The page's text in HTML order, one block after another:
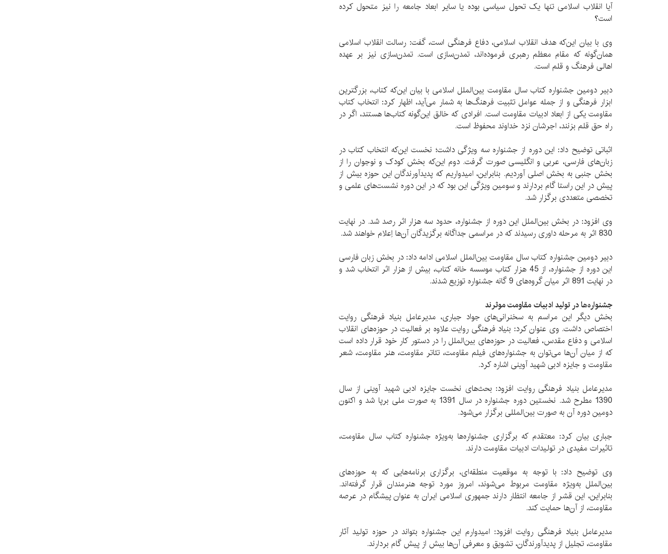
آیا انقلاب اسلامی تنها یک تحول سیاسی بوده یا سایر ابعاد جامعه را نیز متحول کرده
است؟
وی با بیان این‌که هدف انقلاب اسلامی، دفاع فرهنگی است، گفت: رسالت انقلاب اسلامی
همان‌گونه که مقام معظم رهبری فرموده‌اند، تمدن‌سازی است. تمدن‌سازی نیز بر عهده
اهالی فرهنگ و قلم است.
دبیر دومین جشنواره کتاب سال مقاومت بین‌الملل اسلامی با بیان این‌که کتاب، بزرگترین
ابزار فرهنگی و از جمله عوامل تثبیت فرهنگ‌ها به شمار می‌آید، اظهار کرد: انتخاب کتاب
مقاومت یکی از ابعاد ادبیات مقاومت است. افرادی که خالق این‌گونه کتاب‌ها هستند، اگر در
راه حق قلم بزنند، اجرشان نزد خداوند محفوظ است.
اثباتی توضیح داد: این دوره از جشنواره سه ویژگی داشت؛ نخست این‌که انتخاب کتاب در
زبان‌های فارسی، عربی و انگلیسی صورت گرفت. دوم این‌که بخش کودک و نوجوان را از
بخش جنبی به بخش اصلی آوردیم. بنابراین، امیدواریم که پدیدآورندگان این حوزه بیش از
پیش در این راستا گام بردارند و سومین ویژگی این بود که در این دوره نشست‌های علمی و
تخصصی متعددی برگزار شد.
وی افزود: در بخش بین‌الملل این دوره از جشنواره، حدود سه هزار اثر رصد شد. در نهایت
830 اثر به مرحله داوری رسیدند که در مراسمی جداگانه برگزیدگان آن‌ها اِعلام خواهند شد.
دبیر دومین جشنواره کتاب سال مقاومت بین‌الملل اسلامی ادامه داد: در بخش زبان فارسی
این دوره از جشنواره، از 45 هزار کتاب موسسه خانه کتاب، بیش از هزار اثر انتخاب شد و
در نهایت 891 اثر میان گروه‌های 9 گانه جشنواره توزیع شدند.
جشنواره‌ها در تولید ادبیات مقاومت موثرند
بخش دیگر این مراسم به سخنرانی‌های جواد جباری، مدیرعامل بنیاد فرهنگی روایت
اختصاص داشت. وی عنوان کرد: بنیاد فرهنگی روایت علاوه بر فعالیت در حوزه‌های انقلاب
اسلامی و دفاع مقدس، فعالیت در حوزه‌های بین‌الملل را در دستور کار خود قرار داده است
که از میان آن‌ها می‌توان به جشنواره‌های فیلم مقاومت، تئاتر مقاومت، هنر مقاومت، شعر
مقاومت و جایزه ادبی شهید آوینی اشاره کرد.
مدیرعامل بنیاد فرهنگی روایت افزود: بحث‌های نخست جایزه ادبی شهید آوینی از سال
1390 مطرح شد. نخستین دوره جشنواره در سال 1391 به صورت ملی برپا شد و اکنون
دومین دوره آن به صورت بین‌المللی برگزار می‌شود.
جباری بیان کرد: معتقدم که برگزاری جشنواره‌ها به‌ویژه جشنواره کتاب سال مقاومت،
تاثیرات مفیدی در تولیدات ادبیات مقاومت دارند.
وی توضیح داد: با توجه به موقعیت منطقه‌ای، برگزاری برنامه‌هایی که به حوزه‌های
بین‌الملل به‌ویژه مقاومت مربوط می‌شوند، امروز مورد توجه هنرمندان قرار گرفته‌اند.
بنابراین، این قشر از جامعه انتظار دارند جمهوری اسلامی ایران به عنوان پیشگام در عرصه
مقاومت، از آن‌ها حمایت کند.
مدیرعامل بنیاد فرهنگی روایت افزود: امیدوارم این جشنواره بتواند در حوزه تولید آثار
مقاومت، تجلیل از پدیدآورندگان، تشویق و معرفی آن‌ها بیش از پیش گام بردارند.